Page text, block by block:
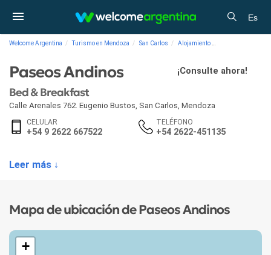
Es
Welcome Argentina Turismo en Mendoza San Carlos Alojamiento
¡Consulte ahora!
Paseos Andinos
Bed & Breakfast
Calle Arenales 762. Eugenio Bustos, San Carlos, Mendoza
CELULAR
+54 9 2622 667522
TELÉFONO
+54 2622-451135
Leer más ↓
Mapa de ubicación de Paseos Andinos
+